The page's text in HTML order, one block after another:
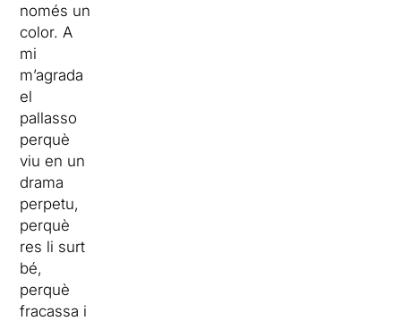
només un
color. A
mi
m’agrada
el
pallasso
perquè
viu en un
drama
perpetu,
perquè
res li surt
bé,
perquè
fracassa i